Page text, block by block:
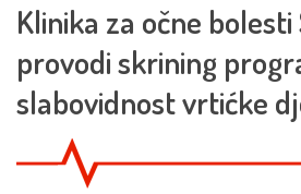
Klinika za očne bolesti
provodi skrining
slabovidnost vrtićke